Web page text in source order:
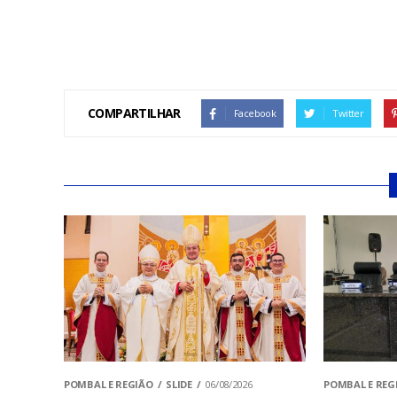
COMPARTILHAR Facebook Twitter
POMBAL E REGIÃO SLIDE 06/08/2026 POMBAL E